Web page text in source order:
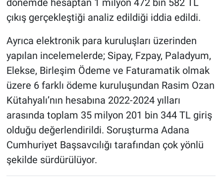
dönemde hesaptan 1 milyon 472 bin 582 TL
çıkış gerçekleştiği analiz edildiği iddia edildi.
Ayrıca elektronik para kuruluşları üzerinden
yapılan incelemelerde; Sipay, Fzpay, Paladyum,
Elekse, Birleşim Ödeme ve Faturamatik olmak
üzere 6 farklı ödeme kuruluşundan Rasim Ozan
Kütahyalı’nın hesabına 2022-2024 yılları
arasında toplam 35 milyon 201 bin 344 TL giriş
olduğu değerlendirildi. Soruşturma Adana
Cumhuriyet Başsavcılığı tarafından çok yönlü
şekilde sürdürülüyor.